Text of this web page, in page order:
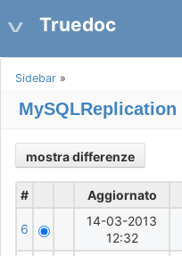
Truedoc
Sidebar »
MySQLReplication
# Aggiornato
6
14-03-2013
12:32